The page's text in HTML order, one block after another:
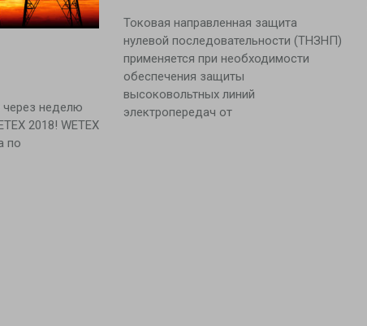
неделю
2018! WETEX
по
Токовая направленная защита
нулевой последовательности (ТНЗНП)
применяется при необходимости
обеспечения защиты
высоковольтных линий
электропередач от